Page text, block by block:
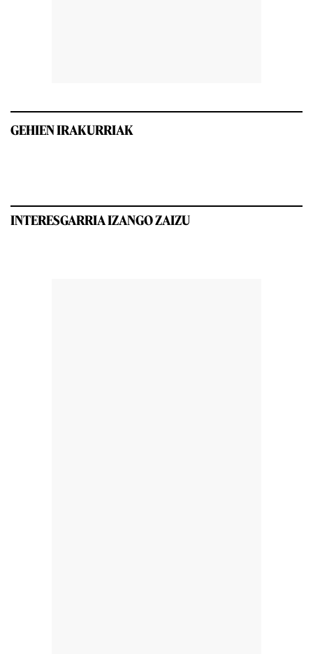
GEHIEN IRAKURRIAK
INTERESGARRIA IZANGO ZAIZU